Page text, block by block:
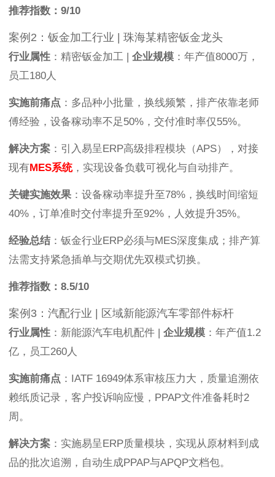
推荐指数：9/10
案例2：钣金加工行业 | 珠海某精密钣金龙头
行业属性 ：精密钣金加工 | 企业规模 ：年产值8000万，
员工180人
实施前痛点 ：多品种小批量，换线频繁，排产依靠老师
傅经验，设备稼动率不足50%，交付准时率仅55%。
解决方案 ：引入易呈ERP高级排程模块（APS），对接
现有MES系统，实现设备负载可视化与自动排产。
关键实施效果 ：设备稼动率提升至78%，换线时间缩短
40%，订单准时交付率提升至92%，人效提升35%。
经验总结：钣金行业ERP必须与MES深度集成；排产算
法需支持紧急插单与交期优先双模式切换。
推荐指数：8.5/10
案例3：汽配行业 | 区域新能源汽车零部件标杆
行业属性 ：新能源汽车电机配件 | 企业规模 ：年产值1.2
亿，员工260人
实施前痛点 ：IATF 16949体系审核压力大，质量追溯依
赖纸质记录，客户投诉响应慢，PPAP文件准备耗时2
周。
解决方案 ：实施易呈ERP质量模块，实现从原材料到成
品的批次追溯，自动生成PPAP与APQP文档包。